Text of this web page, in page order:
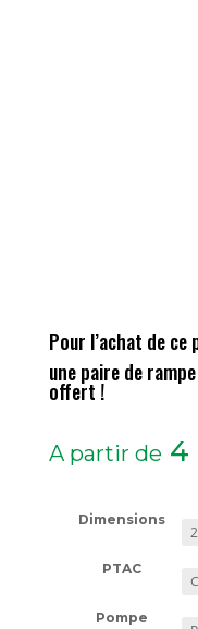
Pour l’achat de ce
une paire de
offert !
A partir de 4
Dimensions
PTAC
Pompe